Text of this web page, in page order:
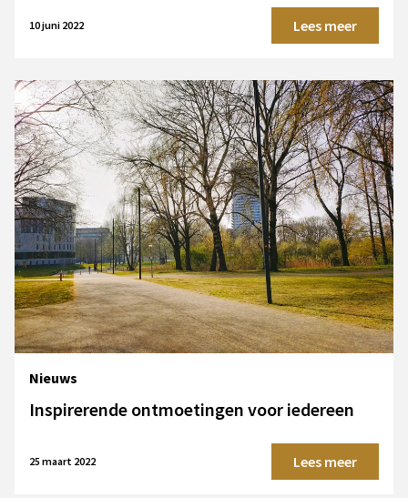
10 juni 2022 Lees meer
Nieuws
Inspirerende ontmoetingen voor iedereen
25 maart 2022 Lees meer